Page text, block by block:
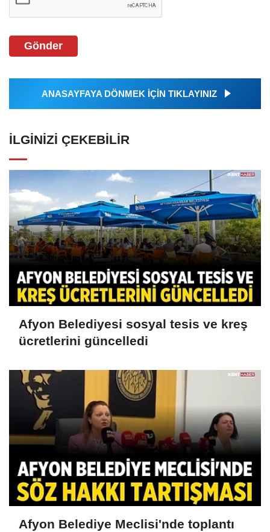
Gönder
ANASAYFAYA DÖNMEK İÇİN TIKLAYINIZ
İLGINIZI ÇEKEBILIR
Afyon Belediyesi sosyal tesis ve kreş
ücretlerini güncelledi
Afyon Belediye Meclisi'nde toplantı